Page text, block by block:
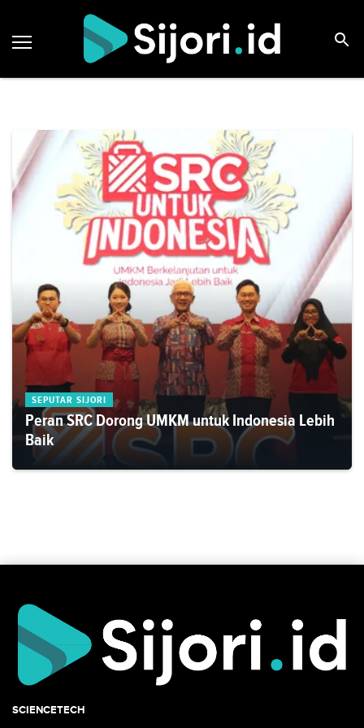
SEPUTAR SIJORI
Peran SRC Dorong UMKM untuk Indonesia Lebih
Baik
SCIENCETECH